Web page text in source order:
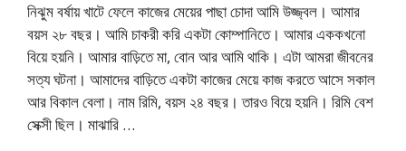
নিঝুম বর্ষায় খাটে ফেলে কাজের মেয়ের পাছা চোদা আমি উজ্জ্বল। আমার
বয়স ২৮ বছর। আমি চাকরী করি একটা কোম্পানিতে। আমার এককখনো
বিয়ে হয়নি। আমার বাড়িতে মা, বোন আর আমি থাকি। এটা আমরা জীবনের
সত্য ঘটনা। আমাদের বাড়িতে একটা কাজের মেয়ে কাজ করতে আসে সকাল
আর বিকাল বেলা। নাম রিমি, বয়স ২৪ বছর। তারও বিয়ে হয়নি। রিমি বেশ
সেক্সী ছিল। মাঝারি …